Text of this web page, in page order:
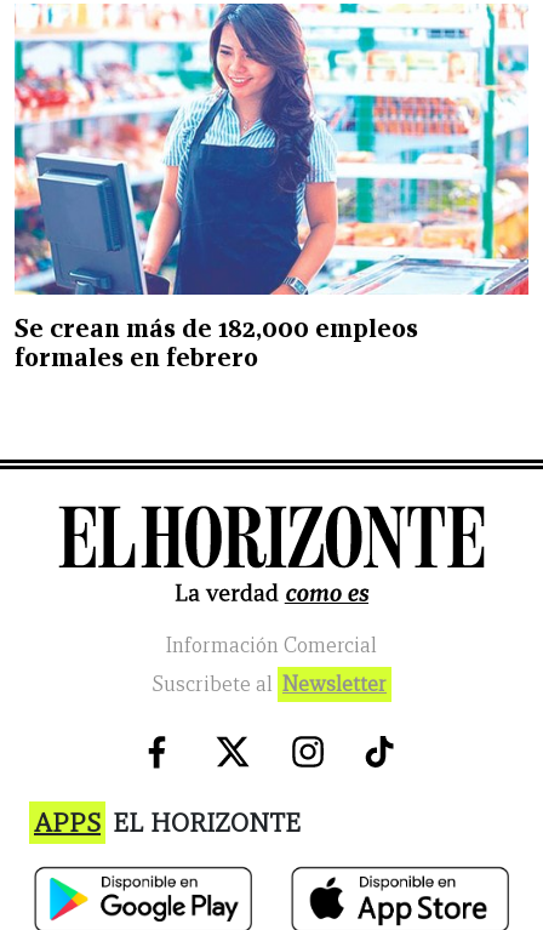
Se crean más de 182,000 empleos
formales en febrero
Información Comercial
Suscribete al Newsletter
APPS EL HORIZONTE